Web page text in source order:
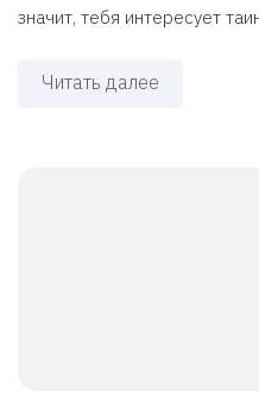
значит, тебя интересует
Читать далее